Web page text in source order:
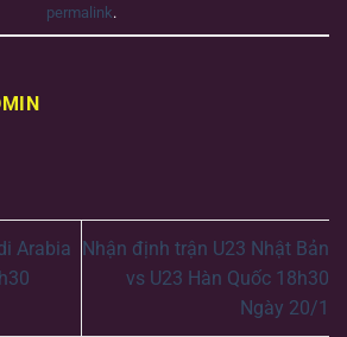
permalink.
Arabia Nhận định trận U23 Nhật Bản
vs U23 Hàn Quốc 18h30
Ngày 20/1